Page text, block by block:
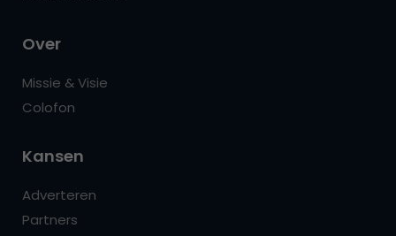
Over
Missie & Visie
Colofon
Kansen
Adverteren
Partners